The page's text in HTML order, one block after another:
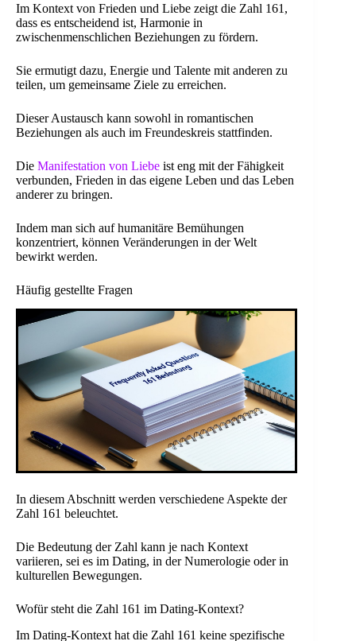
Im Kontext von Frieden und Liebe zeigt die Zahl 161,
dass es entscheidend ist, Harmonie in
zwischenmenschlichen Beziehungen zu fördern.
Sie ermutigt dazu, Energie und Talente mit anderen zu
teilen, um gemeinsame Ziele zu erreichen.
Dieser Austausch kann sowohl in romantischen
Beziehungen als auch im Freundeskreis stattfinden.
Die Manifestation von Liebe ist eng mit der Fähigkeit
verbunden, Frieden in das eigene Leben und das Leben
anderer zu bringen.
Indem man sich auf humanitäre Bemühungen
konzentriert, können Veränderungen in der Welt
bewirkt werden.
Häufig gestellte Fragen
In diesem Abschnitt werden verschiedene Aspekte der
Zahl 161 beleuchtet.
Die Bedeutung der Zahl kann je nach Kontext
variieren, sei es im Dating, in der Numerologie oder in
kulturellen Bewegungen.
Wofür steht die Zahl 161 im Dating-Kontext?
Im Dating-Kontext hat die Zahl 161 keine spezifische